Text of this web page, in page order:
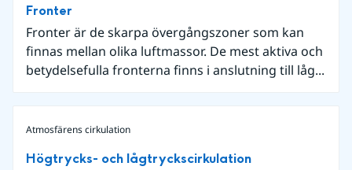
Fronter
Fronter är de skarpa övergångszoner som kan
finnas mellan olika luftmassor. De mest aktiva och
betydelsefulla fronterna finns i anslutning till låg...
Atmosfärens cirkulation
Högtrycks- och lågtryckscirkulation